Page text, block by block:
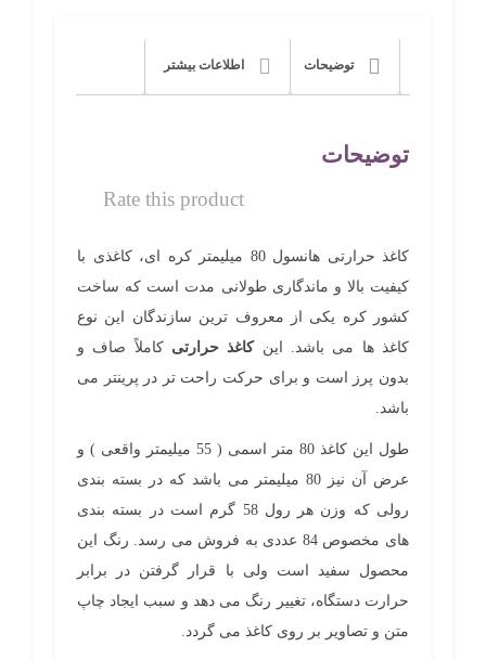
میلیمتر
توضیحات اطلاعات بیشتر
توضیحات
Rate this product
کاغذ حرارتی هانسول 80 میلیمتر کره ای، کاغذی با
کیفیت بالا و ماندگاری طولانی مدت است که ساخت
کشور کره یکی از معروف ترین سازندگان این نوع
کاغذ ها می باشد. اینکاغذ حرارتی کاملاً صاف و
بدون پرز است و برای حرکت راحت تر در پرینتر می
باشد.
طول این کاغذ 80 متر اسمی ( 55 میلیمتر واقعی ) و
عرض آن نیز 80 میلیمتر می باشد که در بسته بندی
رولی که وزن هر رول 58 گرم است در بسته بندی
های مخصوص 84 عددی به فروش می رسد. رنگ این
محصول سفید است ولی با قرار گرفتن در برابر
حرارت دستگاه، تغییر رنگ می دهد و سبب ایجاد چاپ
متن و تصاویر بر روی کاغذ می گردد.